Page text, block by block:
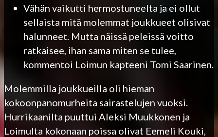
Vähän vaikutti hermostuneelta ja ei ollut
sellaista mitä molemmat joukkueet olisivat
halunneet. Mutta näissä peleissä voitto
ratkaisee, ihan sama miten se tulee,
kommentoi Loimun kapteeni Tomi Saarinen.
Molemmilla joukkueilla oli hieman
kokoonpanomurheita sairastelujen vuoksi.
Hurrikaanilta puuttui Aleksi Muukkonen ja
Loimulta kokonaan poissa olivat Eemeli Kouki,